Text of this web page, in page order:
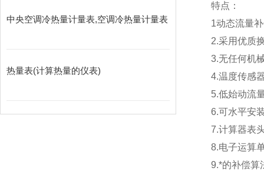
中央空调冷热量计量表,空调冷热量计量表
热量表(计算热量的仪表)
特点：
1动态流量
2.采用优质
3.无任何机
4.温度传感
5.低始动流
6.可水平安
7.计算器表
8.电子运算
9.*的补偿算